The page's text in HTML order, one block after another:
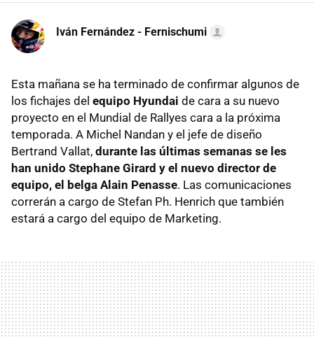
Iván Fernández - Fernischumi
Esta mañana se ha terminado de confirmar algunos de
los fichajes del equipo Hyundai de cara a su nuevo
proyecto en el Mundial de Rallyes cara a la próxima
temporada. A Michel Nandan y el jefe de diseño
Bertrand Vallat, durante las últimas semanas se les
han unido Stephane Girard y el nuevo director de
equipo, el belga Alain Penasse. Las comunicaciones
correrán a cargo de Stefan Ph. Henrich que también
estará a cargo del equipo de Marketing.